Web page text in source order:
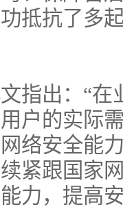
抵抗了多
指出：“
户的实际
络安全能
紧跟国家
力，提高